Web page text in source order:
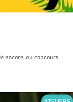
encore, au concours